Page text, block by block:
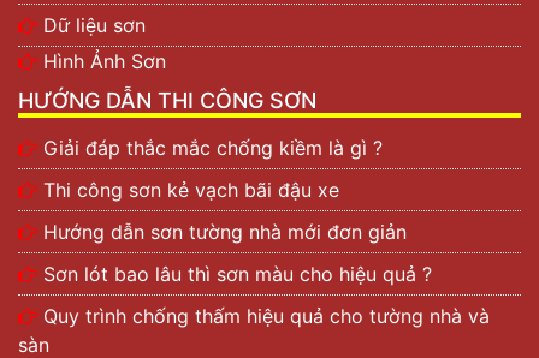
Dữ liệu sơn
Hình Ảnh Sơn
HƯỚNG DẪN THI CÔNG SƠN
Giải đáp thắc mắc chống kiềm là gì ?
Thi công sơn kẻ vạch bãi đậu xe
Hướng dẫn sơn tường nhà mới đơn giản
Sơn lót bao lâu thì sơn màu cho hiệu quả ?
Quy trình chống thấm hiệu quả cho tường nhà và
sàn